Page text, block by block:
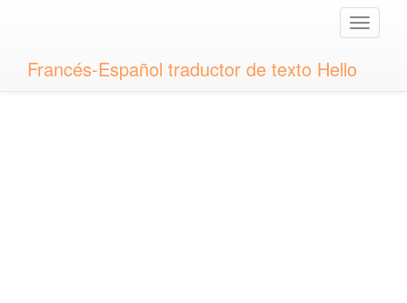
Toggle
Francés-Español traductor de texto Hello